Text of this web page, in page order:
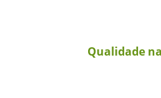
Qualidade